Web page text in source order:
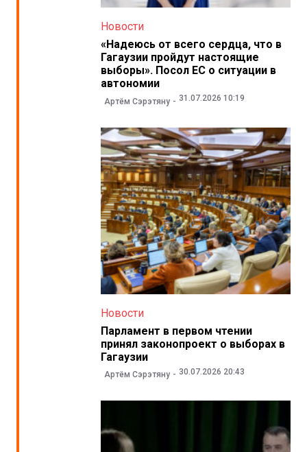
Новости
«Надеюсь от всего сердца, что в
Гагаузии пройдут настоящие
выборы». Посол ЕС о ситуации в
автономии
Артём Сэрэтяну 31.07.2026 10:19
Новости
Парламент в первом чтении
принял законопроект о выборах в
Гагаузии
Артём Сэрэтяну 30.07.2026 20:43